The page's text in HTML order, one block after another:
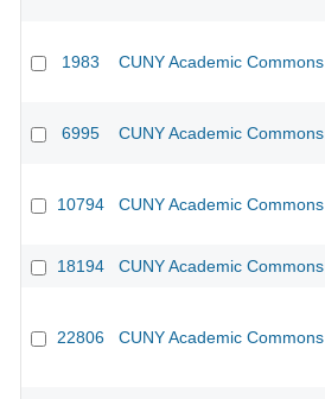
1983 CUNY Academic Commons
6995 CUNY Academic Commons
10794 CUNY Academic Commons
18194 CUNY Academic Commons
22806 CUNY Academic Commons